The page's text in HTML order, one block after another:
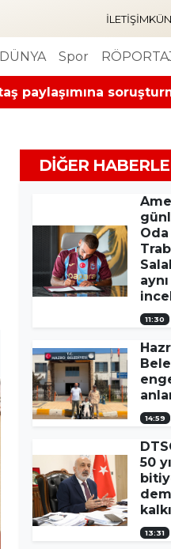
İLETIŞIM
DÜNYA Spor
paylaşımına
DIĞER
Oda
11:30
14:59
50
13:31